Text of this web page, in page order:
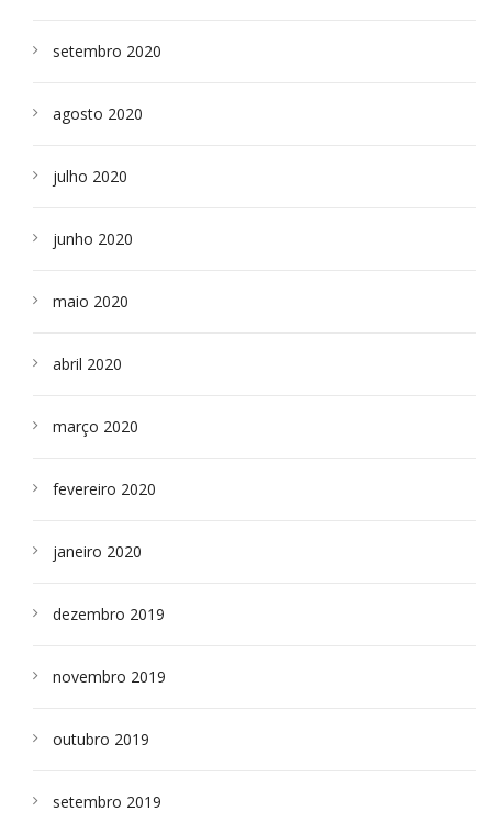
setembro 2020
agosto 2020
julho 2020
junho 2020
maio 2020
abril 2020
março 2020
fevereiro 2020
janeiro 2020
dezembro 2019
novembro 2019
outubro 2019
setembro 2019